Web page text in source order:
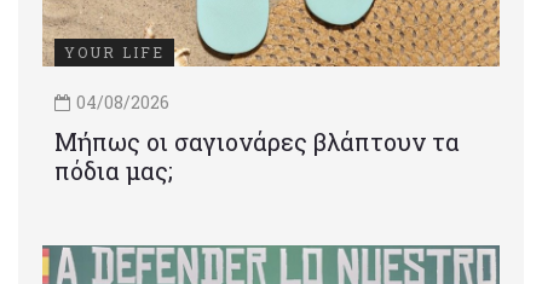
YOUR LIFE
04/08/2026
Μήπως οι σαγιονάρες βλάπτουν τα
πόδια μας;